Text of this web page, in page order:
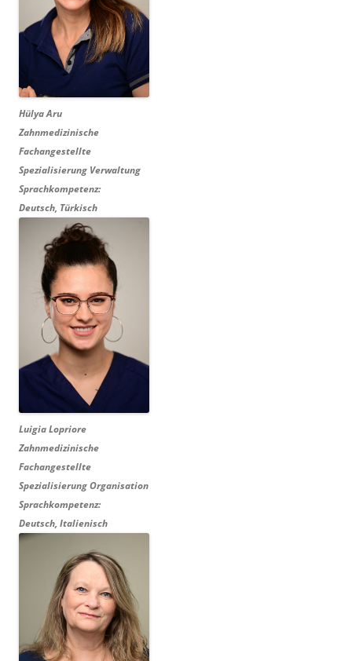
Hülya Aru
Zahnmedizinische
Fachangestellte
Spezialisierung Verwaltung
Sprachkompetenz:
Deutsch, Türkisch
Luigia Lopriore
Zahnmedizinische
Fachangestellte
Spezialisierung Organisation
Sprachkompetenz:
Deutsch, Italienisch